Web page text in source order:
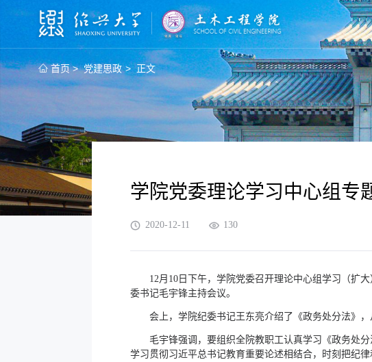
首页 > 党建思政 > 正文
学院党委理论学习中心组专
2020-12-11 130
12月10日下午，学院党委召开理论中心组学习（扩
委书记毛宇锋主持会议。
会上，学院纪委书记王东亮介绍了《政务处分法》
毛宇锋强调，要组织全院教职工认真学习《政务处
学习贯彻习近平总书记教育重要论述相结合，时刻把纪